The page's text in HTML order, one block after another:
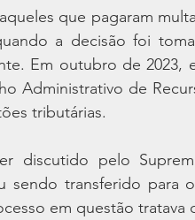
que pagaram
a decisão foi
Em outubro de
Administrativo de
tributárias.
discutido pelo
sendo transferido
em questão tratava